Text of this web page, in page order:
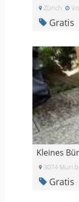
Zürich
Gratis
Kleines
3074 Muri
Gratis